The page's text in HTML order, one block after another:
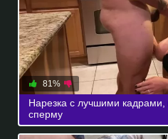
81%
Нарезка с лучшими кадрами,
сперму